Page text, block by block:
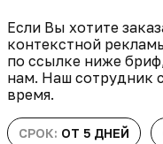
Если Вы хотите
контекстной
по ссылке ниже
нам. Наш сотрудник
время.
СРОК: ОТ 5 ДНЕЙ